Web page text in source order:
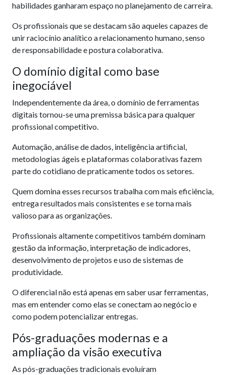
habilidades ganharam espaço no planejamento de carreira.
Os profissionais que se destacam são aqueles capazes de
unir raciocínio analítico a relacionamento humano, senso
de responsabilidade e postura colaborativa.
O domínio digital como base
inegociável
Independentemente da área, o domínio de ferramentas
digitais tornou-se uma premissa básica para qualquer
profissional competitivo.
Automação, análise de dados, inteligência artificial,
metodologias ágeis e plataformas colaborativas fazem
parte do cotidiano de praticamente todos os setores.
Quem domina esses recursos trabalha com mais eficiência,
entrega resultados mais consistentes e se torna mais
valioso para as organizações.
Profissionais altamente competitivos também dominam
gestão da informação, interpretação de indicadores,
desenvolvimento de projetos e uso de sistemas de
produtividade.
O diferencial não está apenas em saber usar ferramentas,
mas em entender como elas se conectam ao negócio e
como podem potencializar entregas.
Pós-graduações modernas e a
ampliação da visão executiva
As pós-graduações tradicionais evoluíram